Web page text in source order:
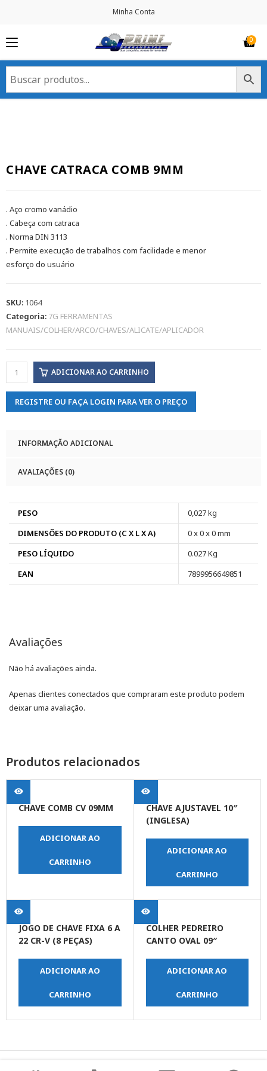
Minha Conta
CHAVE CATRACA COMB 9MM
. Aço cromo vanádio
. Cabeça com catraca
. Norma DIN 3113
. Permite execução de trabalhos com facilidade e menor
esforço do usuário
SKU: 1064
Categoria: 7G FERRAMENTAS
MANUAIS/COLHER/ARCO/CHAVES/ALICATE/APLICADOR
ADICIONAR AO CARRINHO
REGISTRE OU FAÇA LOGIN PARA VER O PREÇO
INFORMAÇÃO ADICIONAL
AVALIAÇÕES (0)
PESO
0,027 kg
DIMENSÕES DO PRODUTO (C X L X A)
0 x 0 x 0 mm
PESO LÍQUIDO
0.027 Kg
EAN
7899956649851
Avaliações
Não há avaliações ainda.
Apenas clientes conectados que compraram este produto podem
deixar uma avaliação.
Produtos relacionados
CHAVE COMB CV 09MM
ADICIONAR AO
CARRINHO
CHAVE AJUSTAVEL 10″
(INGLESA)
ADICIONAR AO
CARRINHO
JOGO DE CHAVE FIXA 6 A
22 CR-V (8 PEÇAS)
ADICIONAR AO
CARRINHO
COLHER PEDREIRO
CANTO OVAL 09″
ADICIONAR AO
CARRINHO
© Copyright JPrime Ferramentas - Todos os Direitos